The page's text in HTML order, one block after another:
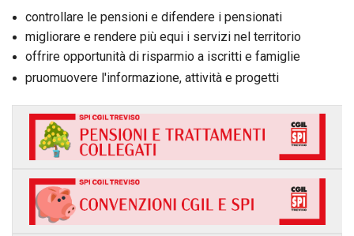
controllare le pensioni e difendere i pensionati
migliorare e rendere più equi i servizi nel territorio
offrire opportunità di risparmio a iscritti e famiglie
pruomuovere l'informazione, attività e progetti